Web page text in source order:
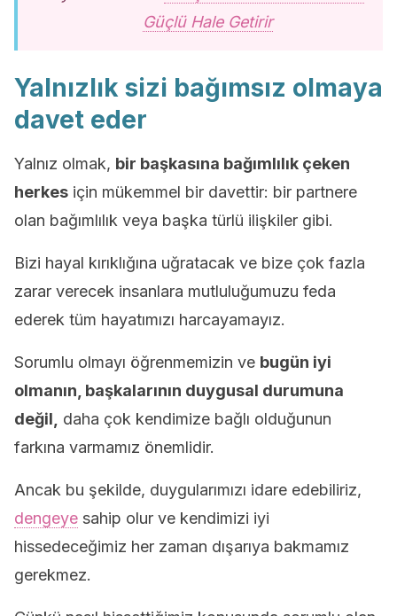
Güçlü Hale Getirir
Yalnızlık sizi bağımsız olmaya
davet eder
Yalnız olmak, bir başkasına bağımlılık çeken
herkes için mükemmel bir davettir: bir partnere
olan bağımlılık veya başka türlü ilişkiler gibi.
Bizi hayal kırıklığına uğratacak ve bize çok fazla
zarar verecek insanlara mutluluğumuzu feda
ederek tüm hayatımızı harcayamayız.
Sorumlu olmayı öğrenmemizin ve bugün iyi
olmanın, başkalarının duygusal durumuna
değil,
daha çok kendimize bağlı olduğunun
farkına varmamız önemlidir.
Ancak bu şekilde, duygularımızı idare edebiliriz,
dengeye sahip olur ve kendimizi iyi
hissedeceğimiz her zaman dışarıya bakmamız
gerekmez.